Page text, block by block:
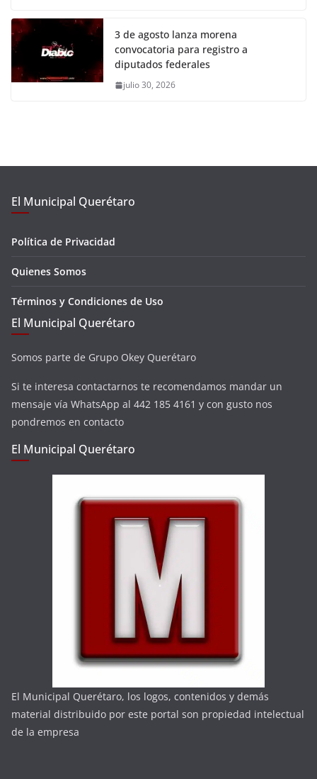
3 de agosto lanza morena
convocatoria para registro a
diputados federales
julio 30, 2026
El Municipal Querétaro
Política de Privacidad
Quienes Somos
Términos y Condiciones de Uso
El Municipal Querétaro
Somos parte de Grupo Okey Querétaro
Si te interesa contactarnos te recomendamos mandar un
mensaje vía WhatsApp al 442 185 4161 y con gusto nos
pondremos en contacto
El Municipal Querétaro
El Municipal Querétaro, los logos, contenidos y demás
material distribuido por este portal son propiedad intelectual
de la empresa